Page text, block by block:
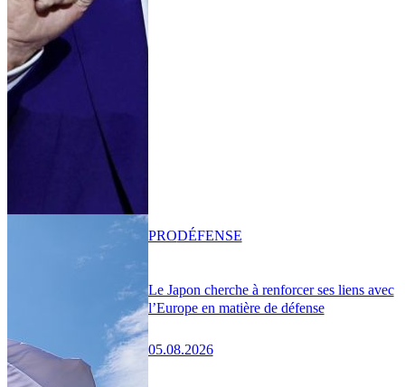
Le Japon cherche à renforcer ses liens avec
l’Europe en matière de défense
05.08.2026
PRODÉFENSE